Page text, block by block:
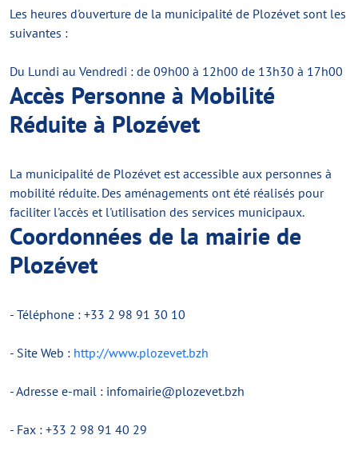
Les heures d'ouverture de la municipalité de Plozévet sont les
suivantes :
Du Lundi au Vendredi : de 09h00 à 12h00 de 13h30 à 17h00
Accès Personne à Mobilité
Réduite à Plozévet
La municipalité de Plozévet est accessible aux personnes à
mobilité réduite. Des aménagements ont été réalisés pour
faciliter l'accès et l'utilisation des services municipaux.
Coordonnées de la mairie de
Plozévet
- Téléphone : +33 2 98 91 30 10
- Site Web : http://www.plozevet.bzh
- Adresse e-mail : infomairie@plozevet.bzh
- Fax : +33 2 98 91 40 29